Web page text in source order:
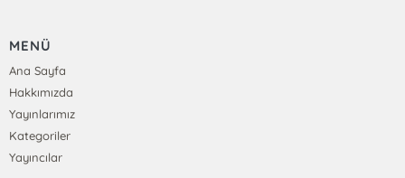
MENÜ
Ana Sayfa
Hakkımızda
Yayınlarımız
Kategoriler
Yayıncılar